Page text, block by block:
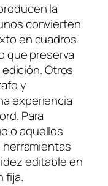
la
convierten
en cuadros
que preserva
Otros
y
experiencia
Para
o aquellos
editable en
fija.